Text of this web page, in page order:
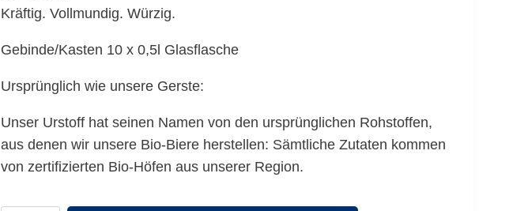
Kräftig. Vollmundig. Würzig.
Gebinde/Kasten 10 x 0,5l Glasflasche
Ursprünglich wie unsere Gerste:
Unser Urstoff hat seinen Namen von den ursprünglichen Rohstoffen,
aus denen wir unsere Bio-Biere herstellen: Sämtliche Zutaten kommen
von zertifizierten Bio-Höfen aus unserer Region.